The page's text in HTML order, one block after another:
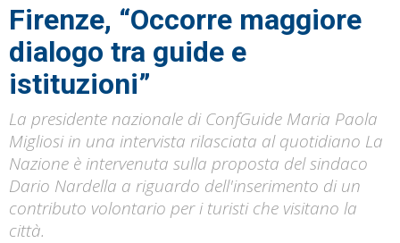
Firenze, “Occorre maggiore
dialogo tra guide e
istituzioni”
La presidente nazionale di ConfGuide Maria Paola
Migliosi in una intervista rilasciata al quotidiano La
Nazione è intervenuta sulla proposta del sindaco
Dario Nardella a riguardo dell'inserimento di un
contributo volontario per i turisti che visitano la
città.